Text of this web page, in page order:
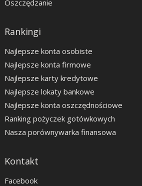
Oszczędzanie
Rankingi
Najlepsze konta osobiste
Najlepsze konta firmowe
Najlepsze karty kredytowe
Najlepsze lokaty bankowe
Najlepsze konta oszczędnościowe
Ranking pożyczek gotówkowych
Nasza porównywarka finansowa
Kontakt
Facebook